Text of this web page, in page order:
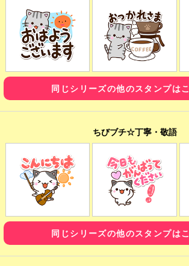
同じシリーズの他のスタンプは
ちびブチ☆丁寧・敬語
同じシリーズの他のスタンプは